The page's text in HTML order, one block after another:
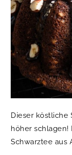
Dieser köstliche
höher schlagen!
Schwarztee aus